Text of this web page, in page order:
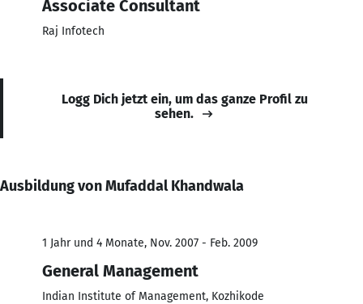
Associate Consultant
Raj Infotech
Logg Dich jetzt ein, um das ganze Profil zu
sehen.
Ausbildung von Mufaddal Khandwala
1 Jahr und 4 Monate, Nov. 2007 - Feb. 2009
General Management
Indian Institute of Management, Kozhikode